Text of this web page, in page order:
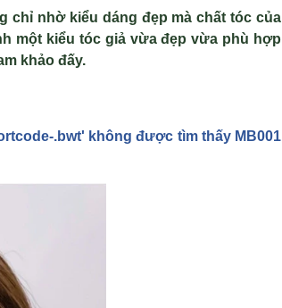
chỉ nhờ kiểu dáng đẹp mà chất tóc của
một kiểu tóc giả vừa đẹp vừa phù hợp
khảo đấy.
.bwt' không được tìm thấy MB001